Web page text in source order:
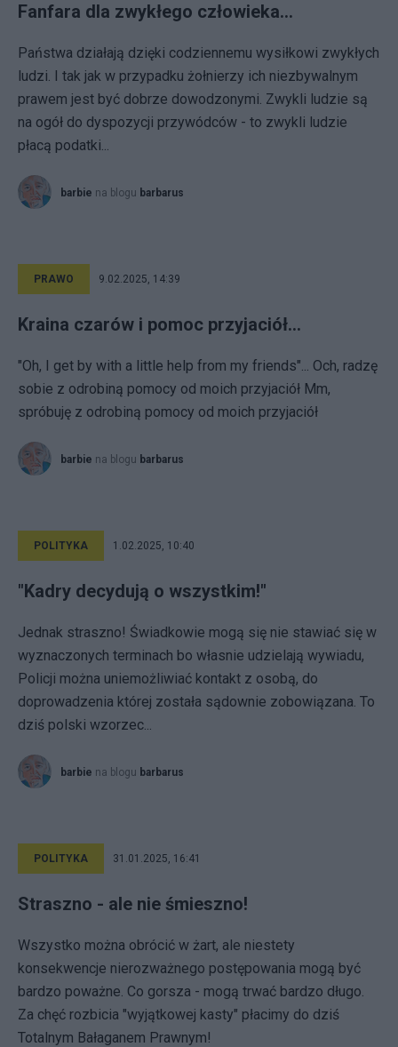
Fanfara dla zwykłego człowieka...
Państwa działają dzięki codziennemu wysiłkowi zwykłych
ludzi. I tak jak w przypadku żołnierzy ich niezbywalnym
prawem jest być dobrze dowodzonymi. Zwykli ludzie są
na ogół do dyspozycji przywódców - to zwykli ludzie
płacą podatki...
barbie na blogu barbarus
PRAWO 9.02.2025, 14:39
Kraina czarów i pomoc przyjaciół...
"Oh, I get by with a little help from my friends"... Och, radzę
sobie z odrobiną pomocy od moich przyjaciół Mm,
spróbuję z odrobiną pomocy od moich przyjaciół
barbie na blogu barbarus
POLITYKA 1.02.2025, 10:40
"Kadry decydują o wszystkim!"
Jednak straszno! Świadkowie mogą się nie stawiać się w
wyznaczonych terminach bo własnie udzielają wywiadu,
Policji można uniemożliwiać kontakt z osobą, do
doprowadzenia której została sądownie zobowiązana. To
dziś polski wzorzec...
barbie na blogu barbarus
POLITYKA 31.01.2025, 16:41
Straszno - ale nie śmieszno!
Wszystko można obrócić w żart, ale niestety
konsekwencje nierozważnego postępowania mogą być
bardzo poważne. Co gorsza - mogą trwać bardzo długo.
Za chęć rozbicia "wyjątkowej kasty" płacimy do dziś
Totalnym Bałaganem Prawnym!